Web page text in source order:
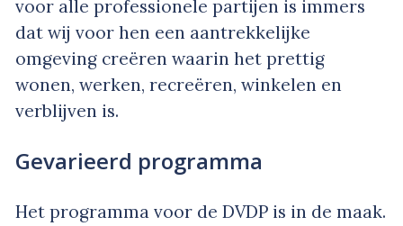
voor alle professionele partijen is immers
dat wij voor hen een aantrekkelijke
omgeving creëren waarin het prettig
wonen, werken, recreëren, winkelen en
verblijven is.
Gevarieerd programma
Het programma voor de DVDP is in de maak.